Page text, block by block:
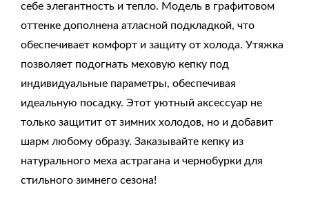
себе элегантность и тепло. Модель в графитовом
оттенке дополнена атласной подкладкой, что
обеспечивает комфорт и защиту от холода. Утяжка
позволяет подогнать меховую кепку под
индивидуальные параметры, обеспечивая
идеальную посадку. Этот уютный аксессуар не
только защитит от зимних холодов, но и добавит
шарм любому образу. Заказывайте кепку из
натурального меха астрагана и чернобурки для
стильного зимнего сезона!